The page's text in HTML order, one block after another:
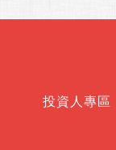
投資人專區